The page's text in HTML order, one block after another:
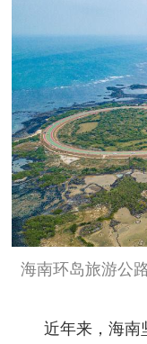
海南环岛旅游公
近年来，海南